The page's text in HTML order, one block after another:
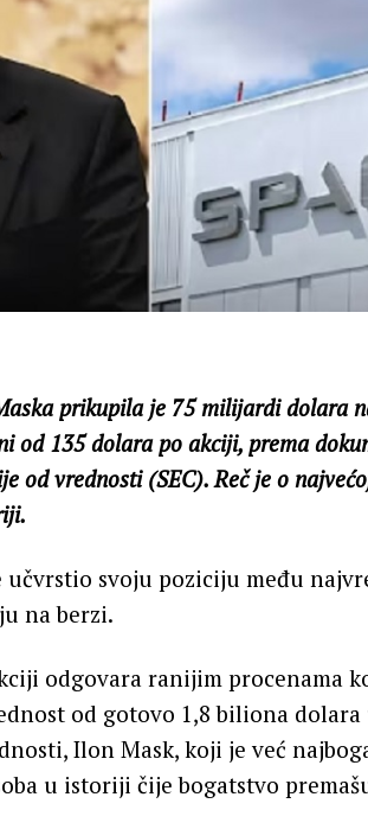
prikupila je 75 milijardi dolara
od 135 dolara po akciji, prema
od vrednosti (SEC). Reč je o
učvrstio svoju poziciju među
na berzi.
odgovara ranijim procenama
od gotovo 1,8 biliona
Ilon Mask, koji je već
u istoriji čije bogatstvo